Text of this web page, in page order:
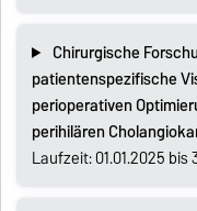
Chirurgische
patientenspezifische
perioperativen
perihilären
Laufzeit: 01.01.2025 bis